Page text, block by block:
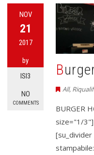
NOV
21
2017
by
ISI3
NO
COMMENTS
All,
BURGER
size="1/3"]